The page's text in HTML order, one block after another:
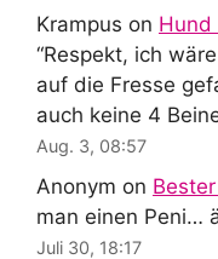
Krampus on Hund
“Respekt, ich
auf die Fresse
auch keine 4
Aug. 3, 08:57
Anonym on
man einen Peni…
Juli 30, 18:17